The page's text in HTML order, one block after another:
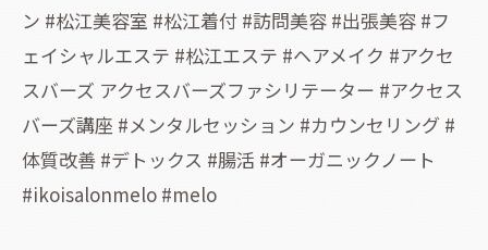
ン #松江美容室 #松江着付 #訪問美容 #出張美容 #フ
ェイシャルエステ #松江エステ #ヘアメイク #アクセ
スバーズ アクセスバーズファシリテーター #アクセス
バーズ講座 #メンタルセッション #カウンセリング #
体質改善 #デトックス #腸活 #オーガニックノート
#ikoisalonmelo #melo